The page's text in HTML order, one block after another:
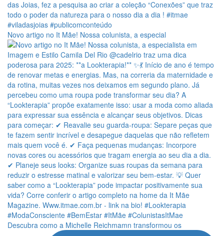
Novo artigo no It Mãe! Nossa colunista, a especial
Descubra como a Michelle Reichmamn transformou os